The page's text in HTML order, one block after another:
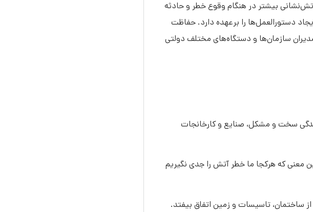
بیشتر در هنگام وقوع خطر و حادثه
دستورالعمل‌ها را برعهده دارد. حفاظت
سازمان‌ها و دستگاه‌های مختلف دولتی
سخت و مشکل، صنایع و کارخانجات
معنی که هرکجا ما خطر آتش را جدی نگیریم
ساختمان، تاسیسات و زمین اتفاق بیفتد.